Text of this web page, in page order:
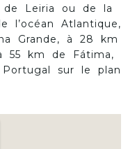
Leiria ou de la
l’océan Atlantique,
Grande, à 28 km
55 km de Fátima,
sur le plan